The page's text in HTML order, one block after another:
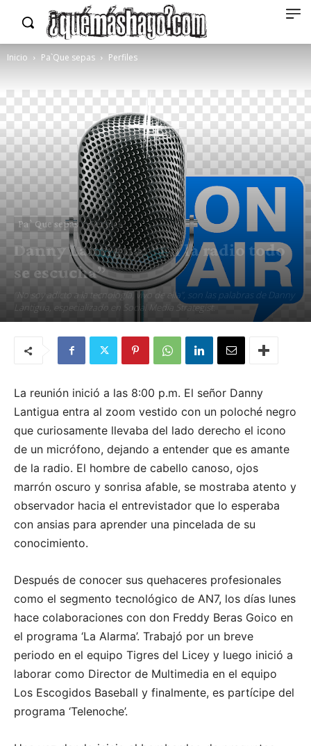
Inicio Pa`Que sepas Perfiles
Pa`Que sepas Perfiles
Danny Lantigua: “En la radio todo
se escucha”
“No soy adicto a la tecnología, vivo de ella”, son las palabras de Danny
Lantigua, especializado en Social Media Strategist.
La reunión inició a las 8:00 p.m. El señor Danny
Lantigua entra al zoom vestido con un poloché negro
que curiosamente llevaba del lado derecho el icono
de un micrófono, dejando a entender que es amante
de la radio. El hombre de cabello canoso, ojos
marrón oscuro y sonrisa afable, se mostraba atento y
observador hacia el entrevistador que lo esperaba
con ansias para aprender una pincelada de su
conocimiento.
Después de conocer sus quehaceres profesionales
como el segmento tecnológico de AN7, los días lunes
hace colaboraciones con don Freddy Beras Goico en
el programa ‘La Alarma’. Trabajó por un breve
periodo en el equipo Tigres del Licey y luego inició a
laborar como Director de Multimedia en el equipo
Los Escogidos Baseball y finalmente, es partícipe del
programa ‘Telenoche’.